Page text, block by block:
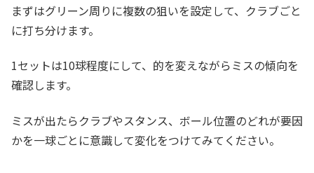
まずはグリーン周りに複数の狙いを設定して、クラブごと
に打ち分けます。
1セットは10球程度にして、的を変えながらミスの傾向を
確認します。
ミスが出たらクラブやスタンス、ボール位置のどれが要因
かを一球ごとに意識して変化をつけてみてください。